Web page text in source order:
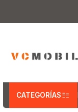
CATEGORÍAS